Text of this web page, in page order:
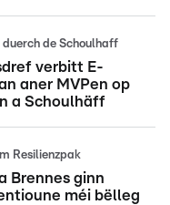
de Schoulhaff
verbitt E-
aner MVPen op
a Schoulhäff
Resilienzpak
Brennes ginn
méi bëlleg